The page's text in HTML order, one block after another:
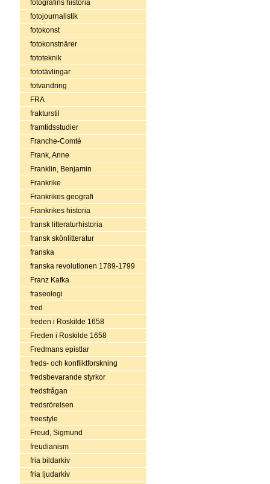
fotografins historia
fotojournalistik
fotokonst
fotokonstnärer
fototeknik
fototävlingar
fotvandring
FRA
frakturstil
framtidsstudier
Franche-Comté
Frank, Anne
Franklin, Benjamin
Frankrike
Frankrikes geografi
Frankrikes historia
fransk litteraturhistoria
fransk skönlitteratur
franska
franska revolutionen 1789-1799
Franz Kafka
fraseologi
fred
freden i Roskilde 1658
Freden i Roskilde 1658
Fredmans epistlar
freds- och konfliktforskning
fredsbevarande styrkor
fredsfrågan
fredsrörelsen
freestyle
Freud, Sigmund
freudianism
fria bildarkiv
fria ljudarkiv